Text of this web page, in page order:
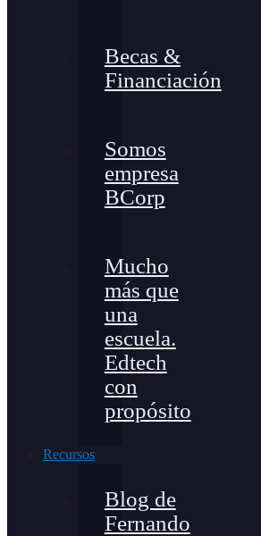
Becas &
Financiación
Somos
empresa
BCorp
Mucho
más que
una
escuela.
Edtech
con
propósito
Recursos
Blog de
Fernando